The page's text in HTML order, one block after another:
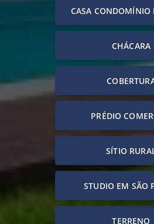
CASA CONDOMÍNIO
CHÁCARA
PRÉDIO
SÍTIO
STUDIO EM SÃO
TERRENO